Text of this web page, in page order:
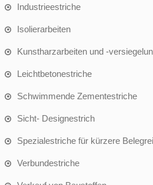
Industrieestriche
Isolierarbeiten
Kunstharzarbeiten und -
Leichtbetonestriche
Schwimmende Zementestriche
Sicht- Designestrich
Spezialestriche für kürzere
Verbundestriche